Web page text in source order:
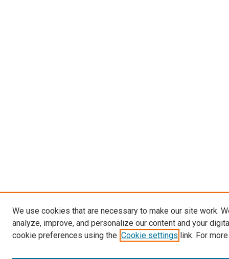
We use cookies that are necessary to make our site work.
analyze, improve, and personalize our content and your
cookie preferences using the Cookie settings link. For